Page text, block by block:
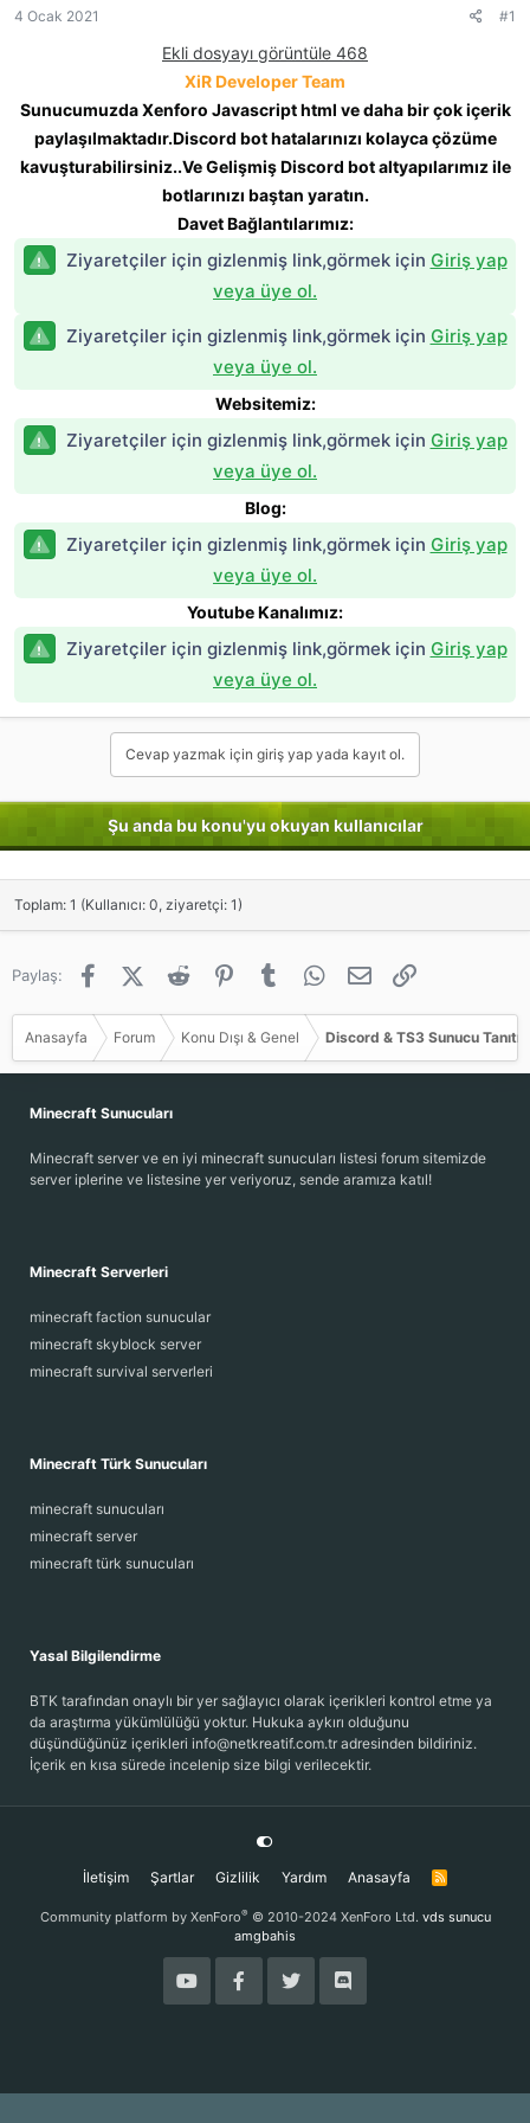
l
t
s
ı
o
l
4 Ocak 2021 #1
Ekli dosyayı görüntüle 468
XiR Developer Team
Sunucumuzda Xenforo Javascript html ve daha bir çok içerik
paylaşılmaktadır.Discord bot hatalarınızı kolayca çözüme
kavuşturabilirsiniz..Ve Gelişmiş Discord bot altyapılarımız ile
botlarınızı baştan yaratın.
Davet Bağlantılarımız:
Ziyaretçiler için gizlenmiş link,görmek için Giriş yap
veya üye ol.
Ziyaretçiler için gizlenmiş link,görmek için Giriş yap
veya üye ol.
Websitemiz:
Ziyaretçiler için gizlenmiş link,görmek için Giriş yap
veya üye ol.
Blog:
Ziyaretçiler için gizlenmiş link,görmek için Giriş yap
veya üye ol.
Youtube Kanalımız:
Ziyaretçiler için gizlenmiş link,görmek için Giriş yap
veya üye ol.
Cevap yazmak için giriş yap yada kayıt ol.
Şu anda bu konu'yu okuyan kullanıcılar
Toplam: 1 (Kullanıcı: 0, ziyaretçi: 1)
Paylaş: FacebookX (Twitter)
Reddit PinterestTumblr WhatsAppE-posta
Anasayfa Forum Konu Dışı & Genel Discord & TS3 Sunucu
Minecraft Sunucuları
Minecraft server ve en iyi minecraft sunucuları listesi forum sitemizde
server iplerine ve listesine yer veriyoruz, sende aramıza katıl!
Minecraft Serverleri
minecraft faction sunucular
minecraft skyblock server
minecraft survival serverleri
Minecraft Türk Sunucuları
minecraft sunucuları
minecraft server
minecraft türk sunucuları
Yasal Bilgilendirme
BTK tarafından onaylı bir yer sağlayıcı olarak içerikleri kontrol etme ya
da araştırma yükümlülüğü yoktur. Hukuka aykırı olduğunu
düşündüğünüz içerikleri info@netkreatif.com.tr adresinden bildiriniz.
İçerik en kısa sürede incelenip size bilgi verilecektir.
İletişim Şartlar Gizlilik Yardım Anasayfa
R
Community platform by XenForo® © 2010-2024 XenForo Ltd. vds sunucu
amgbahis